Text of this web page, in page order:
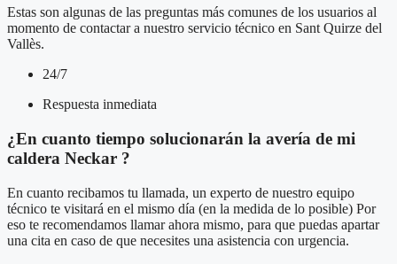
Estas son algunas de las preguntas más comunes de los usuarios al
momento de contactar a nuestro servicio técnico en Sant Quirze del
Vallès.
24/7
Respuesta inmediata
¿En cuanto tiempo solucionarán la avería de mi
caldera Neckar ?
En cuanto recibamos tu llamada, un experto de nuestro equipo
técnico te visitará en el mismo día (en la medida de lo posible) Por
eso te recomendamos llamar ahora mismo, para que puedas apartar
una cita en caso de que necesites una asistencia con urgencia.